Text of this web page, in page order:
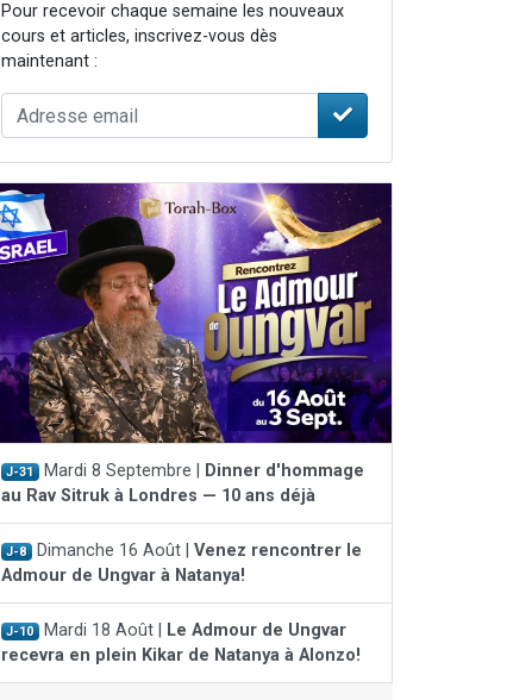
Pour recevoir chaque semaine les nouveaux
cours et articles, inscrivez-vous dès
maintenant :
J-31 Mardi 8 Septembre |
Dinner d'hommage
au Rav Sitruk à Londres — 10 ans déjà
J-8 Dimanche 16 Août | Venez rencontrer le
Admour de Ungvar à Natanya!
J-10 Mardi 18 Août |
Le Admour de Ungvar
recevra en plein Kikar de Natanya à Alonzo!